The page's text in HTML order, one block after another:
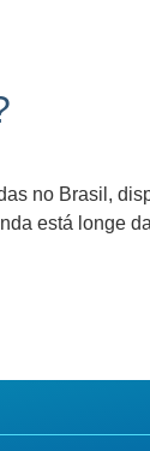
no Brasil,
está longe